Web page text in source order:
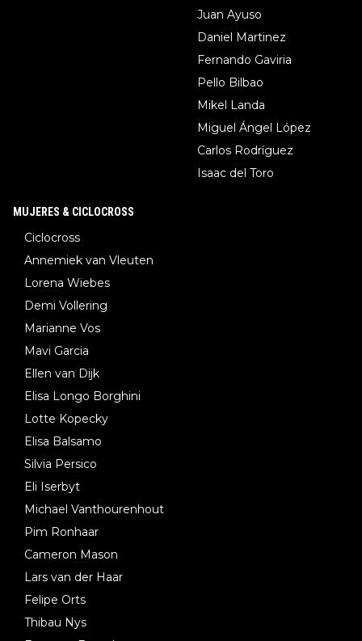
Juan Ayuso
Daniel Martinez
Fernando Gaviria
Pello Bilbao
Mikel Landa
Miguel Ángel López
Carlos Rodríguez
Isaac del Toro
MUJERES & CICLOCROSS
Ciclocross
Annemiek van Vleuten
Lorena Wiebes
Demi Vollering
Marianne Vos
Mavi Garcia
Ellen van Dijk
Elisa Longo Borghini
Lotte Kopecky
Elisa Balsamo
Silvia Persico
Eli Iserbyt
Michael Vanthourenhout
Pim Ronhaar
Cameron Mason
Lars van der Haar
Felipe Orts
Thibau Nys